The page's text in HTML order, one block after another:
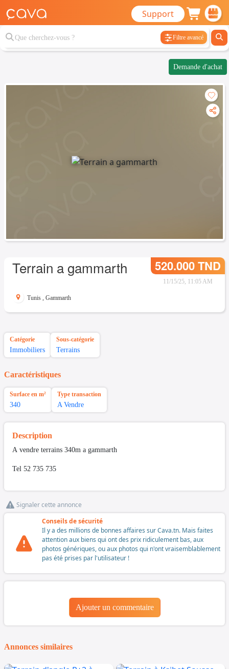
Support
Filtre avancé
Demande d'achat
Terrain a gammarth 520.000 TND
11/15/25, 11:05 AM
Tunis , Gammarth
Catégorie
Immobiliers
Sous-catégorie
Terrains
Caractéristiques
Surface en m²
340
Type transaction
A Vendre
Description
A vendre terrains 340m a gammarth
Tel 52 735 735
Signaler cette annonce
Conseils de sécurité
Il y a des millions de bonnes affaires sur Cava.tn. Mais faites
attention aux biens qui ont des prix ridiculement bas, aux
photos génériques, ou aux photos qui n'ont vraisemblablement
pas été prises par l'utilisateur !
Ajouter un commentaire
Annonces similaires